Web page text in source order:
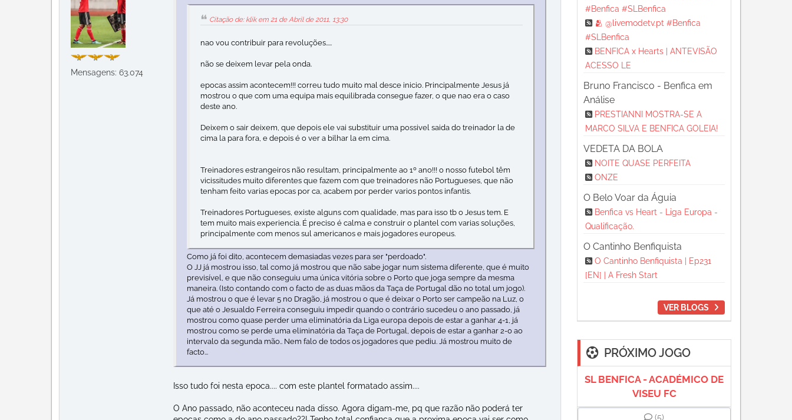
Mensagens: 63.074
Citação de: klik em 21 de Abril de 2011, 13:30
nao vou contribuir para revoluções.....
não se deixem levar pela onda.
epocas assim acontecem!!! correu tudo muito mal desce inicio. Principalmente Jesus já
mostrou o que com uma equipa mais equilibrada consegue fazer, o que nao era o caso
deste ano.
Deixem o sair deixem, que depois ele vai substituir uma possivel saida do treinador la de
cima la para fora, e depois é o ver a bilhar la em cima.
Treinadores estrangeiros não resultam, principalmente ao 1º ano!!! o nosso futebol têm
vicissitudes muito diferentes que fazem com que treinadores não Portugueses, que não
tenham feito varias epocas por ca, acabem por perder varios pontos infantis.
Treinadores Portugueses, existe alguns com qualidade, mas para isso tb o Jesus tem. E
tem muito mais experiencia. É preciso é calma e construir o plantel com varias soluções,
principalmente com menos sul americanos e mais jogadores europeus.
Como já foi dito, acontecem demasiadas vezes para ser "perdoado".
O JJ já mostrou isso, tal como já mostrou que não sabe jogar num sistema diferente, que é muito
previsível, e que não conseguiu uma única vitória sobre o Porto que joga sempre da mesma
maneira. (Isto contando com o facto de as duas mãos da Taça de Portugal dão no total um jogo).
Já mostrou o que é levar 5 no Dragão, já mostrou o que é deixar o Porto ser campeão na Luz, o
que até o Jesualdo Ferreira conseguiu impedir quando o contrário sucedeu o ano passado, já
mostrou como quase perder uma eliminatória da Liga europa depois de estar a ganhar 4-1, já
mostrou como se perde uma eliminatória da Taça de Portugal, depois de estar a ganhar 2-0 ao
intervalo da segunda mão.. Nem falo de todos os jogadores que pediu. Já mostrou muito de
facto...
Isso tudo foi nesta epoca.... com este plantel formatado assim....
O Ano passado, não aconteceu nada disso. Agora digam-me, pq que razão não poderá ter
#Benfica #SLBenfica
🫂 @livemodetv.pt #Benfica
#SLBenfica
BENFICA x Hearts | ANTEVISÃO
ACESSO LE
Bruno Francisco - Benfica em
Análise
PRESTIANNI MOSTRA-SE A
MARCO SILVA E BENFICA GOLEIA!
VEDETA DA BOLA
NOITE QUASE PERFEITA
ONZE
O Belo Voar da Águia
Benfica vs Heart - Liga Europa -
Qualificação.
O Cantinho Benfiquista
O Cantinho Benfiquista | Ep231
[EN] | A Fresh Start
VER BLOGS
PRÓXIMO JOGO
SL BENFICA - ACADÉMICO DE
VISEU FC
(5)